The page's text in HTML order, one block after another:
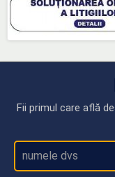
Fii primul care află